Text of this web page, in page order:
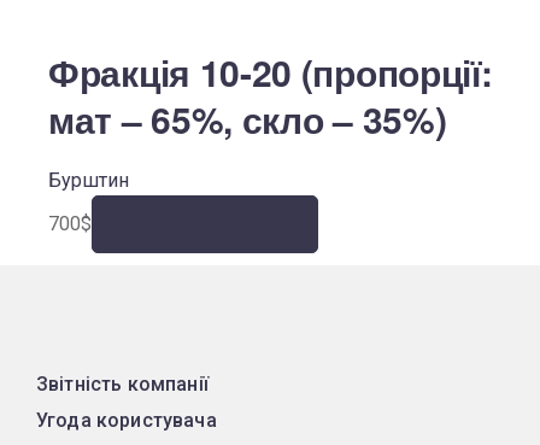
Фракція 10-20 (пропорції:
мат – 65%, скло – 35%)
Бурштин
700$
Звітність компанії
Угода користувача